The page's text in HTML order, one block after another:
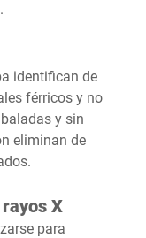
identifican de
férricos y no
y sin
eliminan de
X
para